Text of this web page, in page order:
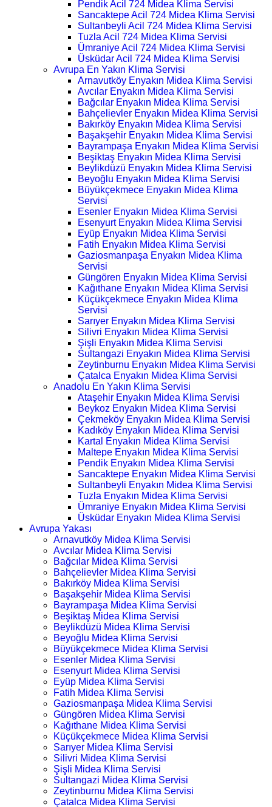
Pendik Acil 724 Midea Klima Servisi
Sancaktepe Acil 724 Midea Klima Servisi
Sultanbeyli Acil 724 Midea Klima Servisi
Tuzla Acil 724 Midea Klima Servisi
Ümraniye Acil 724 Midea Klima Servisi
Üsküdar Acil 724 Midea Klima Servisi
Avrupa En Yakın Klima Servisi
Arnavutköy Enyakın Midea Klima Servisi
Avcılar Enyakın Midea Klima Servisi
Bağcılar Enyakın Midea Klima Servisi
Bahçelievler Enyakın Midea Klima Servisi
Bakırköy Enyakın Midea Klima Servisi
Başakşehir Enyakın Midea Klima Servisi
Bayrampaşa Enyakın Midea Klima Servisi
Beşiktaş Enyakın Midea Klima Servisi
Beylikdüzü Enyakın Midea Klima Servisi
Beyoğlu Enyakın Midea Klima Servisi
Büyükçekmece Enyakın Midea Klima
Servisi
Esenler Enyakın Midea Klima Servisi
Esenyurt Enyakın Midea Klima Servisi
Eyüp Enyakın Midea Klima Servisi
Fatih Enyakın Midea Klima Servisi
Gaziosmanpaşa Enyakın Midea Klima
Servisi
Güngören Enyakın Midea Klima Servisi
Kağıthane Enyakın Midea Klima Servisi
Küçükçekmece Enyakın Midea Klima
Servisi
Sarıyer Enyakın Midea Klima Servisi
Silivri Enyakın Midea Klima Servisi
Şişli Enyakın Midea Klima Servisi
Sultangazi Enyakın Midea Klima Servisi
Zeytinburnu Enyakın Midea Klima Servisi
Çatalca Enyakın Midea Klima Servisi
Anadolu En Yakın Klima Servisi
Ataşehir Enyakın Midea Klima Servisi
Beykoz Enyakın Midea Klima Servisi
Çekmeköy Enyakın Midea Klima Servisi
Kadıköy Enyakın Midea Klima Servisi
Kartal Enyakın Midea Klima Servisi
Maltepe Enyakın Midea Klima Servisi
Pendik Enyakın Midea Klima Servisi
Sancaktepe Enyakın Midea Klima Servisi
Sultanbeyli Enyakın Midea Klima Servisi
Tuzla Enyakın Midea Klima Servisi
Ümraniye Enyakın Midea Klima Servisi
Üsküdar Enyakın Midea Klima Servisi
Avrupa Yakası
Arnavutköy Midea Klima Servisi
Avcılar Midea Klima Servisi
Bağcılar Midea Klima Servisi
Bahçelievler Midea Klima Servisi
Bakırköy Midea Klima Servisi
Başakşehir Midea Klima Servisi
Bayrampaşa Midea Klima Servisi
Beşiktaş Midea Klima Servisi
Beylikdüzü Midea Klima Servisi
Beyoğlu Midea Klima Servisi
Büyükçekmece Midea Klima Servisi
Esenler Midea Klima Servisi
Esenyurt Midea Klima Servisi
Eyüp Midea Klima Servisi
Fatih Midea Klima Servisi
Gaziosmanpaşa Midea Klima Servisi
Güngören Midea Klima Servisi
Kağıthane Midea Klima Servisi
Küçükçekmece Midea Klima Servisi
Sarıyer Midea Klima Servisi
Silivri Midea Klima Servisi
Şişli Midea Klima Servisi
Sultangazi Midea Klima Servisi
Zeytinburnu Midea Klima Servisi
Çatalca Midea Klima Servisi